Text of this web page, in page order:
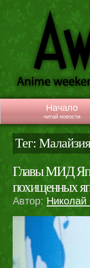
Начало
читай новости
Тег: Малайзия
Главы МИД
похищенных
Автор: